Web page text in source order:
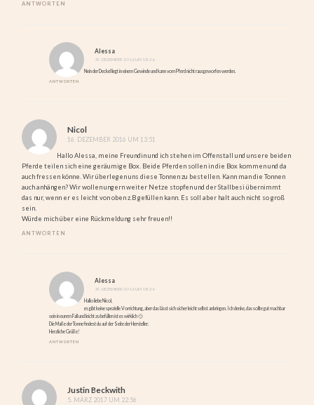
ANTWORTEN
Alessa
19. DEZEMBER 2016 UM 18:26
Nein der Deckel liegt in einem Gewinde und kann vom Pferd nicht rausgeworfen werden.
ANTWORTEN
Nicol
16. DEZEMBER 2016 UM 13:51
Hallo Alessa, meine Freundin und ich stehen im Offenstall und unsere beiden
Pferde teilen sich eine geräumige Box. Beide Pferden sollen in die Box kommen und da
auch fressen könne. Wir überlegen uns diese Tonnen zu bestellen. Kann man die Tonnen
auch anhängen? Wir wollen ungern weiter Netze stopfen und der Stallbesi übernimmt
das nur, wenn er es leicht von oben z.B gefüllen kann. Es soll aber halt auch nicht so groß
sein.
Würde mich über eine Rückmeldung sehr freuen!!
ANTWORTEN
Alessa
19. DEZEMBER 2016 UM 18:26
Hallo liebe Nicol,
es gibt keine spezielle Vorrichtung, aber das lässt sich sicher leicht selbst anbringen. Ich denke, das sollte gut machbar
sein in eurem Fall und leicht zu befüllen ist es wirklich 🙂
Die Maße der Tonne findest du auf der Seite der Hersteller.
Herzliche Grüße!
ANTWORTEN
Justin Beckwith
5. MÄRZ 2017 UM 22:56